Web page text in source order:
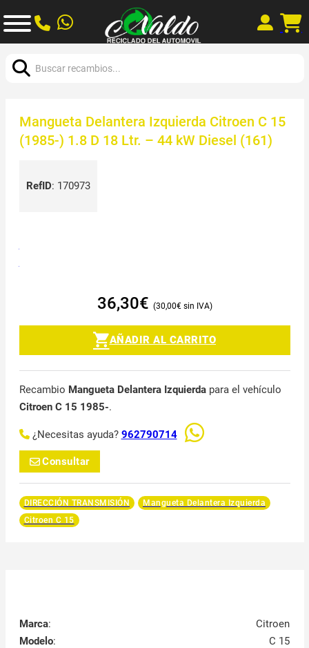
Mangueta Delantera Izquierda Citroen C 15
(1985-) 1.8 D 18 Ltr. – 44 kW Diesel (161)
RefID: 170973
36,30€ 30,00€
AÑADIR AL CARRITO
Recambio Mangueta Delantera Izquierdapara el vehículo
Citroen C 15 1985-.
¿Necesitas ayuda? 962790714
Consultar
DIRECCIÓN TRANSMISIÓN
Mangueta Delantera Izquierda
Citroen C 15
Marca:
Citroen
Modelo:
C 15